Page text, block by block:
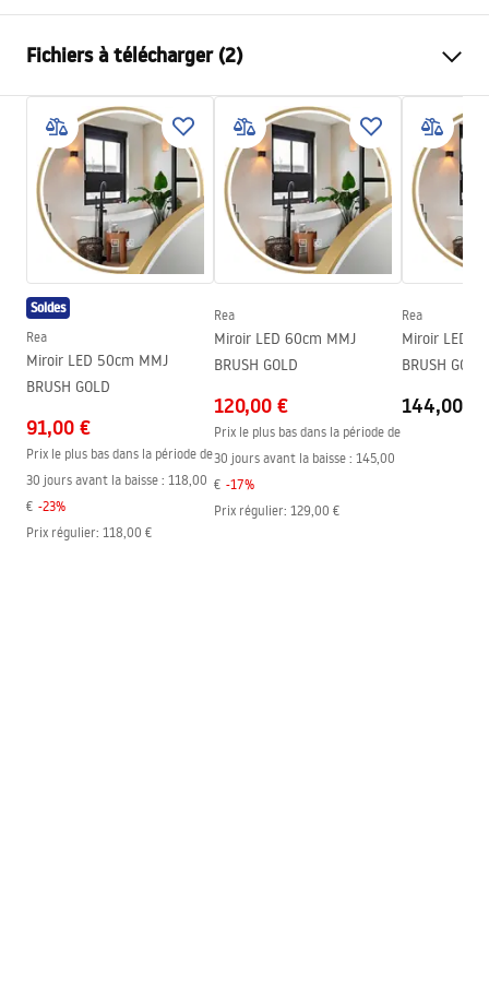
Largeur de l'évier
La profondeur d'évier
200mm
Trou de robinet
Oui
Matériel
Acier inoxydable
Couleur
Cuivre
Inclus avec évier
joint d'étanchéité, siphon filtre,
crochets de fixation
Diamètre trou de vidange
Variante de la bonde
universel, avec crépine
Type de siphon
de cuisine, prêt pour le lave-
vaisselle
Garantie
25 ans
Fichiers à télécharger (2)
Installation
russel.pdf
Template
RUSSEL_111.pdf
Soldes
Rea
Miroir LED 50cm MMJ
BRUSH GOLD
91,00 €
Prix le plus bas dans la période de
30 jours avant la baisse : 118,00
€ -23%
Prix régulier: 118,00 €
Rea
Miroir LED 60cm MMJ
BRUSH GOLD
120,00 €
Prix le plus bas dans la période de
30 jours avant la baisse : 145,00
€ -17%
Prix régulier: 129,00 €
Rea
Miroir LED
BRUSH GOLD
144,00 €